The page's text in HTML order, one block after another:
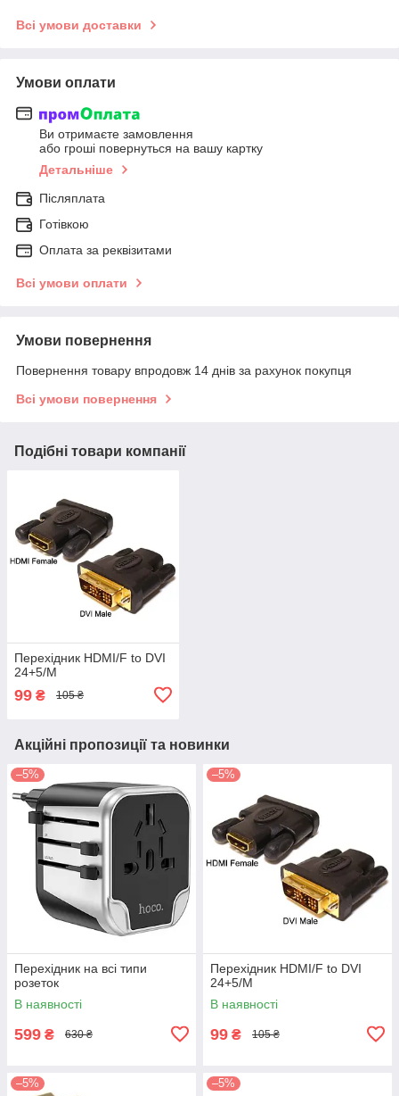
Всі умови доставки
Умови оплати
Ви отримаєте замовлення
або гроші повернуться на вашу картку
Детальніше
Післяплата
Готівкою
Оплата за реквізитами
Всі умови оплати
Умови повернення
Повернення товару впродовж 14 днів за рахунок покупця
Всі умови повернення
Подібні товари компанії
Перехідник HDMI/F to DVI
24+5/M
99 ₴ 105 ₴
Акційні пропозиції та новинки
–5%
Перехідник на всі типи
розеток
В наявності
599 ₴ 630 ₴
–5%
Перехідник HDMI/F to DVI
24+5/M
В наявності
99 ₴ 105 ₴
–5% –5%